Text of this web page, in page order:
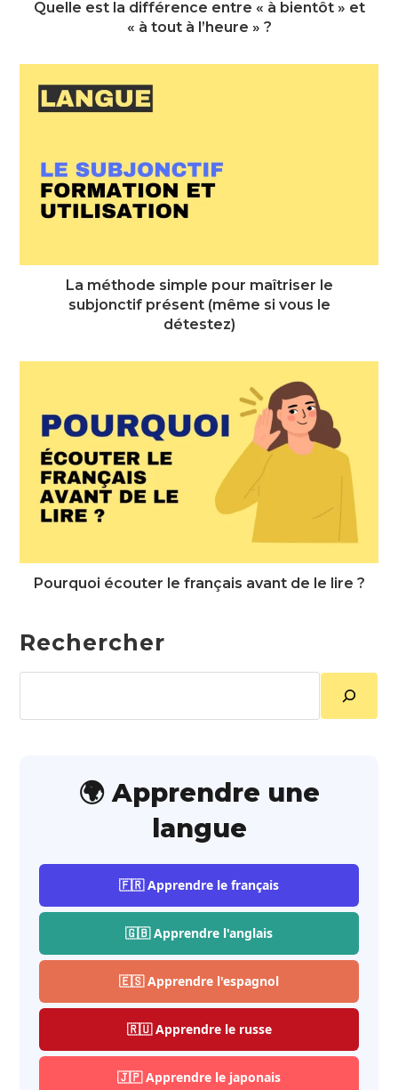
Quelle est la différence entre « à bientôt » et
« à tout à l’heure » ?
La méthode simple pour maîtriser le
subjonctif présent (même si vous le
détestez)
Pourquoi écouter le français avant de le lire ?
Rechercher
🌍 Apprendre une
langue
🇫🇷 Apprendre le français
🇬🇧 Apprendre l'anglais
🇪🇸 Apprendre l'espagnol
🇷🇺 Apprendre le russe
🇯🇵 Apprendre le japonais